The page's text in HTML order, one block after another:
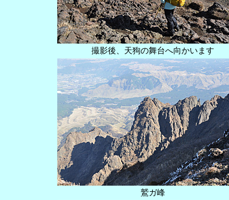
撮影後、天狗の舞台へ向かいます
鷲ガ峰